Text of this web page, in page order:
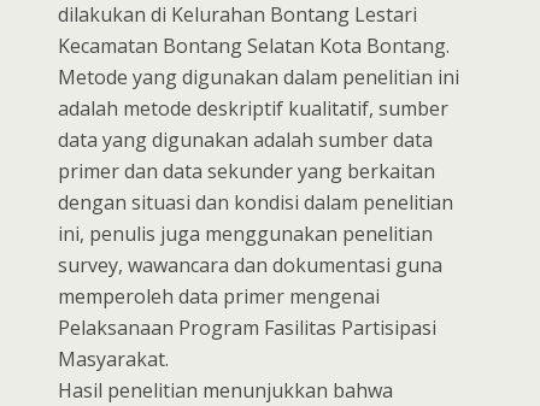
dilakukan di Kelurahan Bontang Lestari
Kecamatan Bontang Selatan Kota Bontang.
Metode yang digunakan dalam penelitian ini
adalah metode deskriptif kualitatif, sumber
data yang digunakan adalah sumber data
primer dan data sekunder yang berkaitan
dengan situasi dan kondisi dalam penelitian
ini, penulis juga menggunakan penelitian
survey, wawancara dan dokumentasi guna
memperoleh data primer mengenai
Pelaksanaan Program Fasilitas Partisipasi
Masyarakat.
Hasil penelitian menunjukkan bahwa